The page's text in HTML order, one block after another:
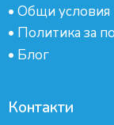
• Общи условия
• Политика за
• Блог
Контакти